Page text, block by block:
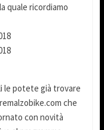
quale ricordiamo
le potete già trovare
che
con novità